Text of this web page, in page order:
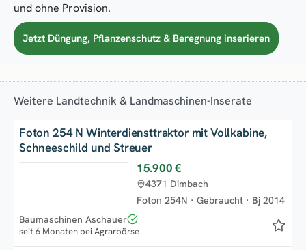
und ohne Provision.
Jetzt Düngung, Pflanzenschutz & Beregnung inserieren
Weitere Landtechnik & Landmaschinen-Inserate
Foton 254 N Winterdiensttraktor mit Vollkabine,
Schneeschild und Streuer
15.900 €
Foton 254N · Gebraucht · Bj 2014
4371 Dimbach
Baumaschinen Aschauer
seit 6 Monaten bei Agrarbörse